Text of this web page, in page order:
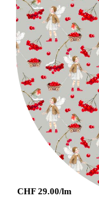
CHF 29.00/lm